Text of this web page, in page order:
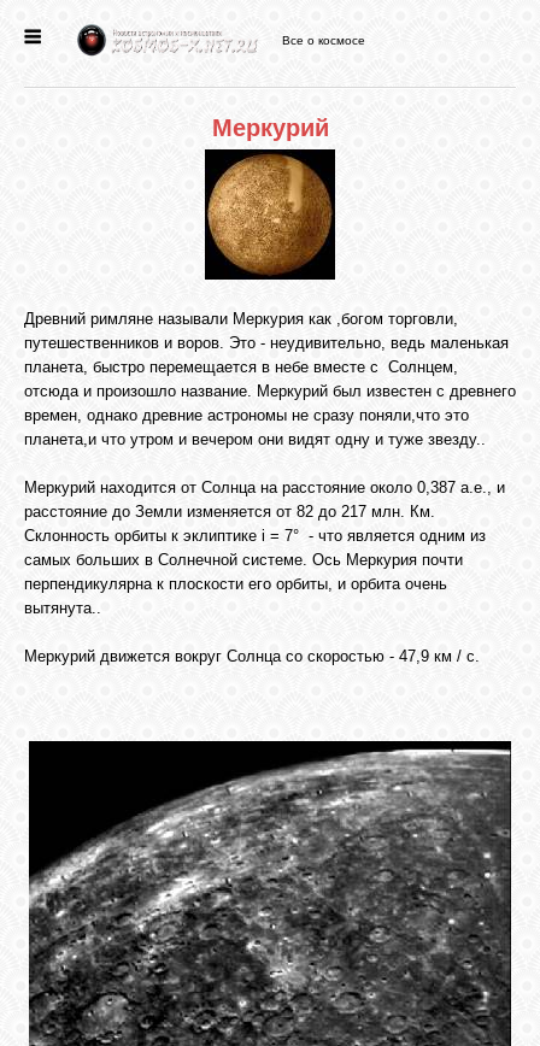
ФАЙЛЫ
ВИДЕО
ФОТО
СВЯЗЬ
Все о космосе
Меркурий
Древний римляне называли Меркурия как ,богом торговли,
путешественников и воров. Это - неудивительно, ведь маленькая
планета, быстро перемещается в небе вместе с Солнцем,
отсюда и произошло название. Меркурий был известен с древнего
времен, однако древние астрономы не сразу поняли,что это
планета,и что утром и вечером они видят одну и туже звезду..
Меркурий находится от Солнца на расстояние около 0,387 а.е., и
расстояние до Земли изменяется от 82 до 217 млн. Км.
Склонность орбиты к эклиптике i = 7° - что является одним из
самых больших в Солнечной системе. Ось Меркурия почти
перпендикулярна к плоскости его орбиты, и орбита очень
вытянута..
Меркурий движется вокруг Солнца со скоростью - 47,9 км / с.